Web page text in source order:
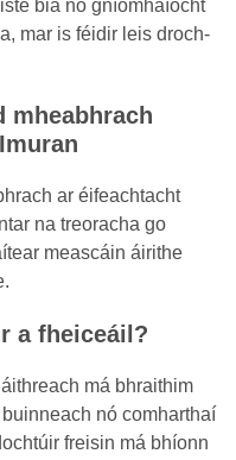
bia nó gníomhaíocht
mar is féidir leis droch-
mheabhrach
ar éifeachtacht
na treoracha go
meascáin áirithe
a fheiceáil?
má bhraithim
nó comharthaí
freisin má bhíonn